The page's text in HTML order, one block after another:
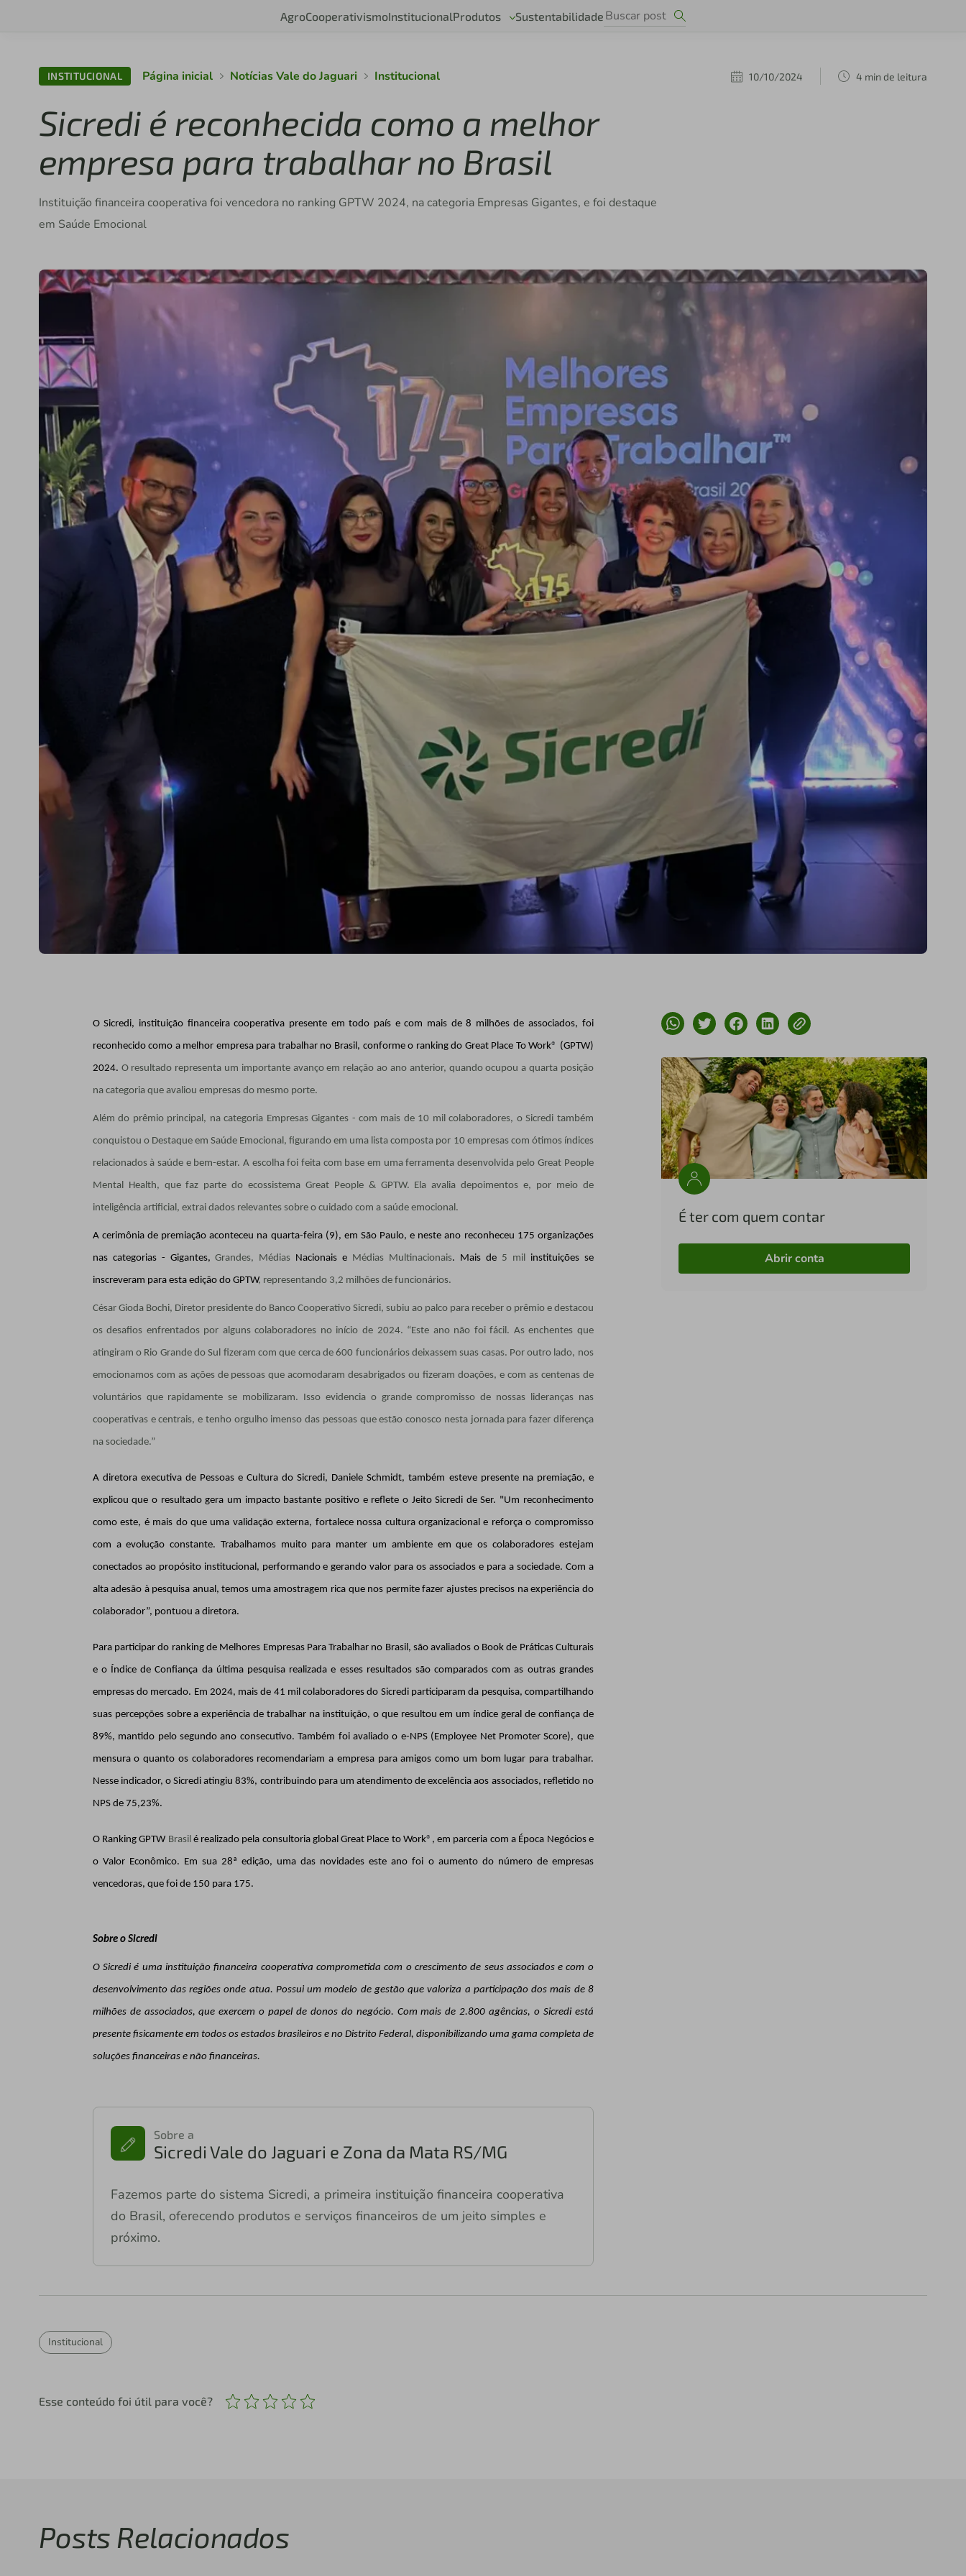
AgroCooperativismoInstitucionalProdutos Sustentabilidade
INSTITUCIONAL Página inicial Notícias Vale do Jaguari Institucional 10/10/2024 4 min de leitura
Sicredi é reconhecida como a melhor
empresa para trabalhar no Brasil
Instituição financeira cooperativa foi vencedora no ranking GPTW 2024, na categoria Empresas Gigantes, e foi destaque
em Saúde Emocional
O Sicredi, instituição financeira cooperativa presente em todo país e com mais de 8 milhões de associados, foi
reconhecido como a melhor empresa para trabalhar no Brasil, conforme o ranking do Great Place To Work® (GPTW)
2024. O resultado representa um importante avanço em relação ao ano anterior, quando ocupou a quarta posição
na categoria que avaliou empresas do mesmo porte.
Além do prêmio principal, na categoria Empresas Gigantes - com mais de 10 mil colaboradores, o Sicredi também
conquistou o Destaque em Saúde Emocional, figurando em uma lista composta por 10 empresas com ótimos índices
relacionados à saúde e bem-estar. A escolha foi feita com base em uma ferramenta desenvolvida pelo Great People
Mental Health, que faz parte do ecossistema Great People & GPTW. Ela avalia depoimentos e, por meio de
inteligência artificial, extrai dados relevantes sobre o cuidado com a saúde emocional.
A cerimônia de premiação aconteceu na quarta-feira (9), em São Paulo, e neste ano reconheceu 175 organizações
nas categorias - Gigantes, Grandes, Médias Nacionais e Médias Multinacionais. Mais de 5 mil instituições se
inscreveram para esta edição do GPTW, representando 3,2 milhões de funcionários.
César Gioda Bochi, Diretor presidente do Banco Cooperativo Sicredi, subiu ao palco para receber o prêmio e destacou
os desafios enfrentados por alguns colaboradores no início de 2024. “Este ano não foi fácil. As enchentes que
atingiram o Rio Grande do Sul fizeram com que cerca de 600 funcionários deixassem suas casas. Por outro lado, nos
emocionamos com as ações de pessoas que acomodaram desabrigados ou fizeram doações, e com as centenas de
voluntários que rapidamente se mobilizaram. Isso evidencia o grande compromisso de nossas lideranças nas
cooperativas e centrais, e tenho orgulho imenso das pessoas que estão conosco nesta jornada para fazer diferença
na sociedade.”
A diretora executiva de Pessoas e Cultura do Sicredi, Daniele Schmidt, também esteve presente na premiação, e
explicou que o resultado gera um impacto bastante positivo e reflete o Jeito Sicredi de Ser. "Um reconhecimento
como este, é mais do que uma validação externa, fortalece nossa cultura organizacional e reforça o compromisso
com a evolução constante. Trabalhamos muito para manter um ambiente em que os colaboradores estejam
conectados ao propósito institucional, performando e gerando valor para os associados e para a sociedade. Com a
alta adesão à pesquisa anual, temos uma amostragem rica que nos permite fazer ajustes precisos na experiência do
colaborador”, pontuou a diretora.
Para participar do ranking de Melhores Empresas Para Trabalhar no Brasil, são avaliados o Book de Práticas Culturais
e o Índice de Confiança da última pesquisa realizada e esses resultados são comparados com as outras grandes
empresas do mercado. Em 2024, mais de 41 mil colaboradores do Sicredi participaram da pesquisa, compartilhando
suas percepções sobre a experiência de trabalhar na instituição, o que resultou em um índice geral de confiança de
89%, mantido pelo segundo ano consecutivo. Também foi avaliado o e-NPS (Employee Net Promoter Score), que
mensura o quanto os colaboradores recomendariam a empresa para amigos como um bom lugar para trabalhar.
Nesse indicador, o Sicredi atingiu 83%, contribuindo para um atendimento de excelência aos associados, refletido no
NPS de 75,23%.
O Ranking GPTW Brasil é realizado pela consultoria global Great Place to Work® , em parceria com a Época Negócios e
o Valor Econômico. Em sua 28ª edição, uma das novidades este ano foi o aumento do número de empresas
vencedoras, que foi de 150 para 175.
Sobre o Sicredi
O Sicredi é uma instituição financeira cooperativa comprometida com o crescimento de seus associados e com o
desenvolvimento das regiões onde atua. Possui um modelo de gestão que valoriza a participação dos mais de 8
milhões de associados, que exercem o papel de donos do negócio. Com mais de 2.800 agências, o Sicredi está
presente fisicamente em todos os estados brasileiros e no Distrito Federal, disponibilizando uma gama completa de
soluções financeiras e não financeiras.
Sobre a
Sicredi Vale do Jaguari e Zona da Mata RS/MG
Fazemos parte do sistema Sicredi, a primeira instituição financeira cooperativa
do Brasil, oferecendo produtos e serviços financeiros de um jeito simples e
próximo.
É ter com quem contar
Abrir conta
Institucional
Esse conteúdo foi útil para você?
Posts Relacionados